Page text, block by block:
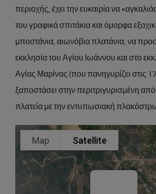
περιοχής, έχει την ευκαιρία να
του γραφικά σπιτάκια και όμορφα
μποστάνια, αιωνόβια πλατάνια, να
εκκλησία του Αγίου Ιωάννου και στο
Αγίας Μαρίνας (που πανηγυρίζει στις
ξαποστάσει στην περιτριγυρισμένη
πλατεία με την εντυπωσιακή
Map Satellite